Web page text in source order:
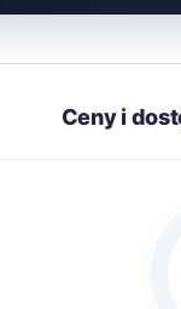
Ceny i